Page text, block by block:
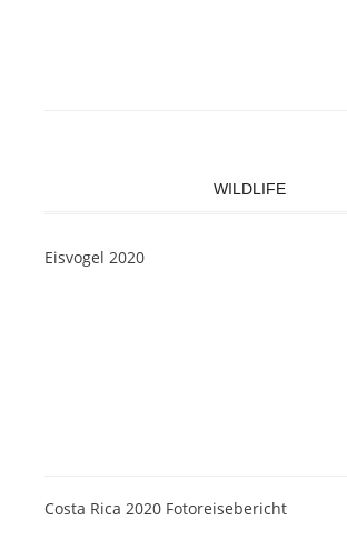
WILDLIFE
Eisvogel 2020
Costa Rica 2020 Fotoreisebericht